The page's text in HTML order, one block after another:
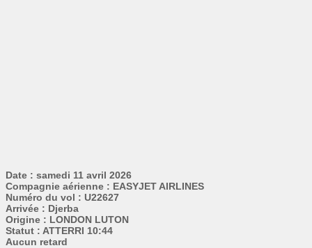
Date : samedi 11 avril 2026
Compagnie aérienne : EASYJET AIRLINES
Numéro du vol : U22627
Arrivée : Djerba
Origine : LONDON LUTON
Statut : ATTERRI 10:44
Aucun retard